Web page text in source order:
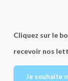
Cliquez sur le
recevoir nos
Je souhaite